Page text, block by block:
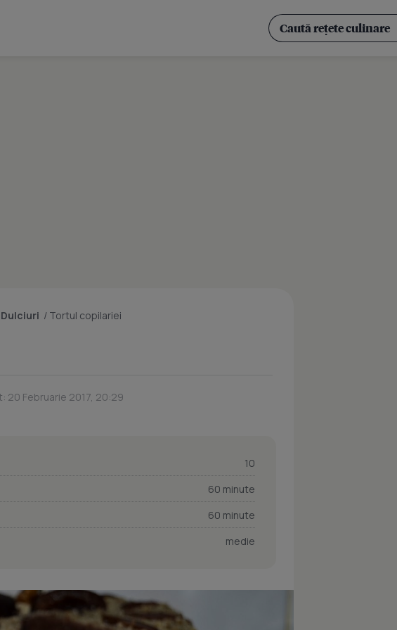
Dulciuri / Tortul copilariei
20 Februarie 2017, 20:29
10
60 minute
60 minute
medie